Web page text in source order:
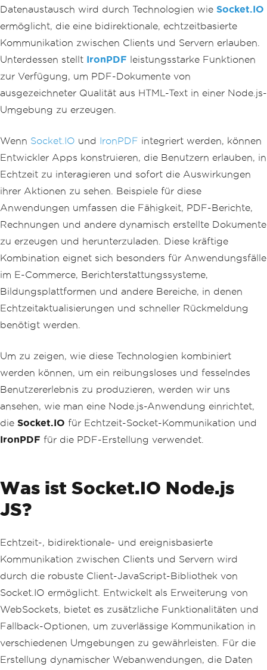
Datenaustausch wird durch Technologien wie Socket.IO
ermöglicht, die eine bidirektionale, echtzeitbasierte
Kommunikation zwischen Clients und Servern erlauben.
Unterdessen stellt IronPDF leistungsstarke Funktionen
zur Verfügung, um PDF-Dokumente von
ausgezeichneter Qualität aus HTML-Text in einer Node.js-
Umgebung zu erzeugen.
Wenn Socket.IO und IronPDF integriert werden, können
Entwickler Apps konstruieren, die Benutzern erlauben, in
Echtzeit zu interagieren und sofort die Auswirkungen
ihrer Aktionen zu sehen. Beispiele für diese
Anwendungen umfassen die Fähigkeit, PDF-Berichte,
Rechnungen und andere dynamisch erstellte Dokumente
zu erzeugen und herunterzuladen. Diese kräftige
Kombination eignet sich besonders für Anwendungsfälle
im E-Commerce, Berichterstattungssysteme,
Bildungsplattformen und andere Bereiche, in denen
Echtzeitaktualisierungen und schneller Rückmeldung
benötigt werden.
Um zu zeigen, wie diese Technologien kombiniert
werden können, um ein reibungsloses und fesselndes
Benutzererlebnis zu produzieren, werden wir uns
ansehen, wie man eine Node.js-Anwendung einrichtet,
die Socket.IO für Echtzeit-Socket-Kommunikation und
IronPDF für die PDF-Erstellung verwendet.
Was ist Socket.IO Node.js
JS?
Echtzeit-, bidirektionale- und ereignisbasierte
Kommunikation zwischen Clients und Servern wird
durch die robuste Client-JavaScript-Bibliothek von
Socket.IO ermöglicht. Entwickelt als Erweiterung von
WebSockets, bietet es zusätzliche Funktionalitäten und
Fallback-Optionen, um zuverlässige Kommunikation in
verschiedenen Umgebungen zu gewährleisten. Für die
Erstellung dynamischer Webanwendungen, die Daten